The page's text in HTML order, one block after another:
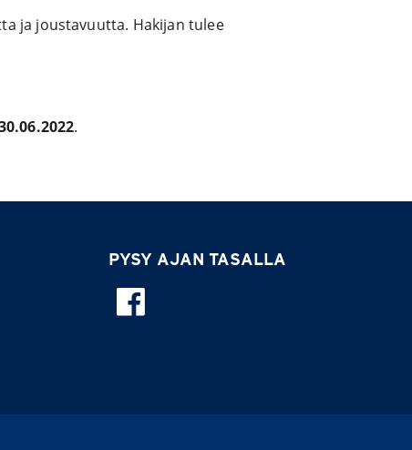
ja joustavuutta. Hakijan tulee
.
PYSY AJAN TASALLA
Seuraa meitä